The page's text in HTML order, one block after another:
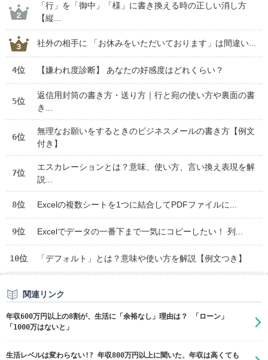
「行」を「御中」「様」に書き換える時の正しい消し方
【縦...
社外の相手に 「お休みをいただいております」は間違い...
4位 【嫌われ度診断】 あなたの好感度はどれくらい？
5位
返信用封筒の書き方・送り方｜行と宛の使い方や裏面の書
き...
6位
無理なお願いをするときのビジネスメールの書き方【例文
付き】
7位
エスカレーションとは？意味、使い方、言い換え表現を解
説...
8位 Excelの複数シートを1つに結合してPDFファイルに...
9位 Excelでデータの一番下まで一気にコピーしたい！ 列...
10位 「デフォルト」とは？意味や使い方を解説【例文つき】
関連リンク
年収600万円以上の8割が、生活に「余裕なし」理由は？ 「ローン」
「1000万はないと」
生活レベルは変わらない!? 年収800万円以上に聞いた、年収は高くても